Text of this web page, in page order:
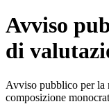
Avviso
di
Avviso pubblico per la
composizione